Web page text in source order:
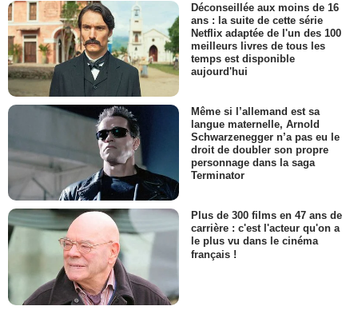
Déconseillée aux moins de 16
ans : la suite de cette série
Netflix adaptée de l'un des 100
meilleurs livres de tous les
temps est disponible
aujourd'hui
Même si l’allemand est sa
langue maternelle, Arnold
Schwarzenegger n’a pas eu le
droit de doubler son propre
personnage dans la saga
Terminator
Plus de 300 films en 47 ans de
carrière : c'est l'acteur qu'on a
le plus vu dans le cinéma
français !